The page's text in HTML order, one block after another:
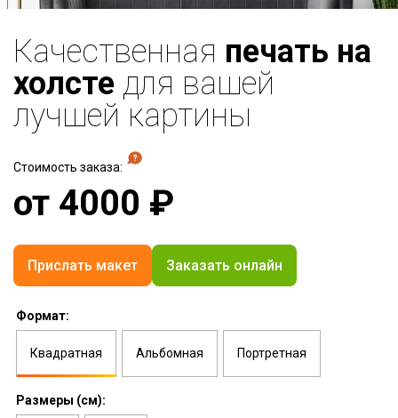
Качественная печать на
холсте для вашей
лучшей картины
Стоимость заказа:
от 4000 ₽
Прислать макет Заказать онлайн
Формат:
Квадратная Альбомная Портретная
Размеры (см):